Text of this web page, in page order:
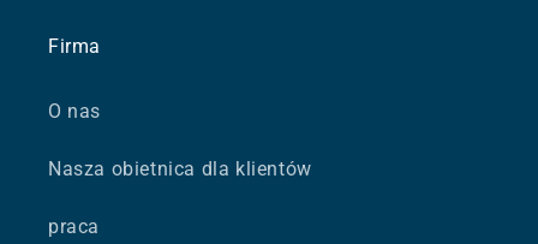
Firma
O nas
Nasza obietnica dla klientów
praca